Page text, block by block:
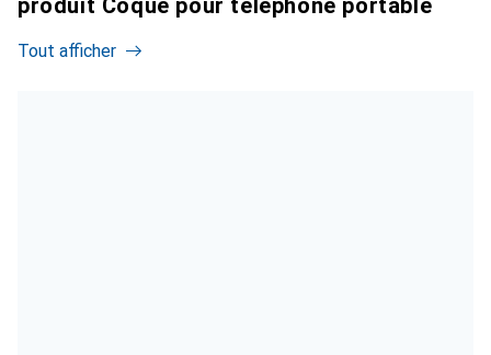
produit Coque pour téléphone portable
Tout afficher